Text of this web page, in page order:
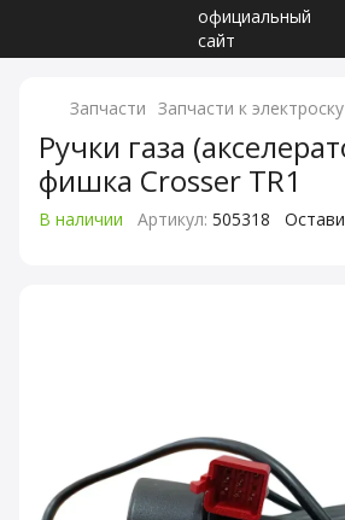
Запчасти Запчасти к
Ручки газа
фишка Crosser TR1
В наличии Артикул: 505318